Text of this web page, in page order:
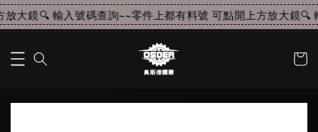
大鏡🔍 輸入號碼查詢~~零件上都有料號 可點開上方放大鏡🔍